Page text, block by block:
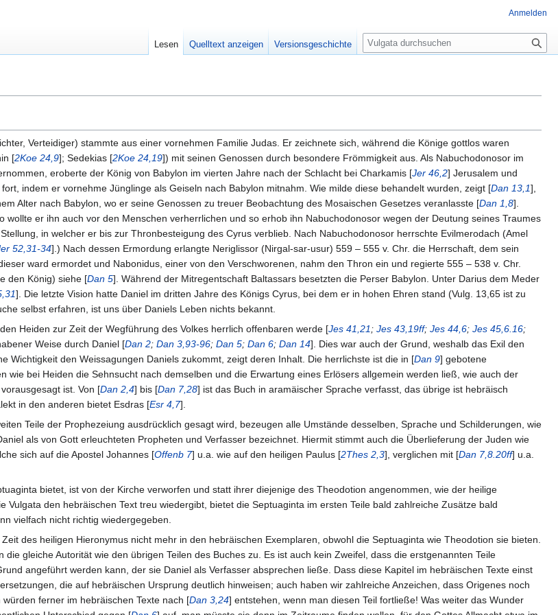
Verteidiger) stammte aus einer vornehmen Familie Judas. Er zeichnete sich, während die Könige gottlos waren
[2Koe 24,9]; Sedekias [2Koe 24,19]) mit seinen Genossen durch besondere Frömmigkeit aus. Als Nabuchodonosor im
eroberte der König von Babylon im vierten Jahre nach der Schlacht bei Charkamis [Jer 46,2] Jerusalem und
indem er vornehme Jünglinge als Geiseln nach Babylon mitnahm. Wie milde diese behandelt wurden, zeigt [Dan 13,1],
Alter nach Babylon, wo er seine Genossen zu treuer Beobachtung des Mosaischen Gesetzes veranlasste [Dan 1,8].
wollte er ihn auch vor den Menschen verherrlichen und so erhob ihn Nabuchodonosor wegen der Deutung seines Traumes
in welcher er bis zur Thronbesteigung des Cyrus verblieb. Nach Nabuchodonosor herrschte Evilmerodach (Amel
52,31-34].) Nach dessen Ermordung erlangte Neriglissor (Nirgal-sar-usur) 559 – 555 v. Chr. die Herrschaft, dem sein
ward ermordet und Nabonidus, einer von den Verschworenen, nahm den Thron ein und regierte 555 – 538 v. Chr.
den König) siehe [Dan 5]. Während der Mitregentschaft Baltassars besetzten die Perser Babylon. Unter Darius dem Meder
]. Die letzte Vision hatte Daniel im dritten Jahre des Königs Cyrus, bei dem er in hohen Ehren stand (Vulg. 13,65 ist zu
selbst erfahren, ist uns über Daniels Leben nichts bekannt.
Heiden zur Zeit der Wegführung des Volkes herrlich offenbaren werde [Jes 41,21 ; Jes 43,19ff; Jes 44,6; Jes 45,6.16;
Weise durch Daniel [Dan 2; Dan 3,93-96; Dan 5; Dan 6; Dan 14]. Dies war auch der Grund, weshalb das Exil den
Wichtigkeit den Weissagungen Daniels zukommt, zeigt deren Inhalt. Die herrlichste ist die in [Dan 9] gebotene
wie bei Heiden die Sehnsucht nach demselben und die Erwartung eines Erlösers allgemein werden ließ, wie auch der
ist. Von [Dan 2,4] bis [Dan 7,28] ist das Buch in aramäischer Sprache verfasst, das übrige ist hebräisch
in den anderen bietet Esdras [Esr 4,7].
Teile der Prophezeiung ausdrücklich gesagt wird, bezeugen alle Umstände desselben, Sprache und Schilderungen, wie
als von Gott erleuchteten Propheten und Verfasser bezeichnet. Hiermit stimmt auch die Überlieferung der Juden wie
sich auf die Apostel Johannes [Offenb 7] u.a. wie auf den heiligen Paulus [2Thes 2,3], verglichen mit [Dan 7,8.20ff] u.a.
bietet, ist von der Kirche verworfen und statt ihrer diejenige des Theodotion angenommen, wie der heilige
Vulgata den hebräischen Text treu wiedergibt, bietet die Septuaginta im ersten Teile bald zahlreiche Zusätze bald
vielfach nicht richtig wiedergegeben.
des heiligen Hieronymus nicht mehr in den hebräischen Exemplaren, obwohl die Septuaginta wie Theodotion sie bieten.
gleiche Autorität wie den übrigen Teilen des Buches zu. Es ist auch kein Zweifel, dass die erstgenannten Teile
angeführt werden kann, der sie Daniel als Verfasser absprechen ließe. Dass diese Kapitel im hebräischen Texte einst
die auf hebräischen Ursprung deutlich hinweisen; auch haben wir zahlreiche Anzeichen, dass Origenes noch
ferner im hebräischen Texte nach [Dan 3,24] entstehen, wenn man diesen Teil fortließe! Was weiter das Wunder
Anmelden
Lesen Quelltext anzeigen Versionsgeschichte
S
u
e